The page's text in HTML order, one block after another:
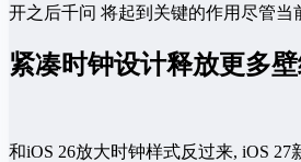
开之后千问 将起到关键的作用尽管
紧凑时钟设计释放更多
和iOS 26放大时钟样式反过来, iOS